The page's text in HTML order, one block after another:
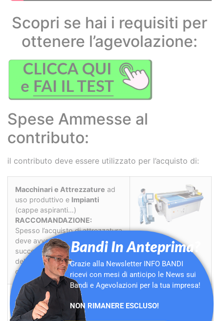
Scopri se hai i requisiti per
ottenere l’agevolazione:
Spese Ammesse al
contributo:
il contributo deve essere utilizzato per l’acquisto di:
Macchinari e Attrezzature ad
uso produttivo e Impianti
(cappe aspiranti…)
RACCOMANDAZIONE:
Spesso l’acquisto di attrezzatura
deve avvenire in data
successiva alla data di invio
della domanda di richiesta
contributi pubblici
Hardware, Software
Tecnologie Digitali
Bandi In Anteprima?
Grazie alla Newsletter INFO BANDI
ricevi con mesi di anticipo le News sui
Bandi e Agevolazioni per la tua impresa!
NON RIMANERE ESCLUSO!